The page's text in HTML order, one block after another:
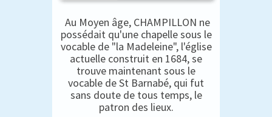
Au Moyen âge, CHAMPILLON ne
possédait qu'une chapelle sous le
vocable de "la Madeleine", l'église
actuelle construit en 1684, se
trouve maintenant sous le
vocable de St Barnabé, qui fut
sans doute de tous temps, le
patron des lieux.